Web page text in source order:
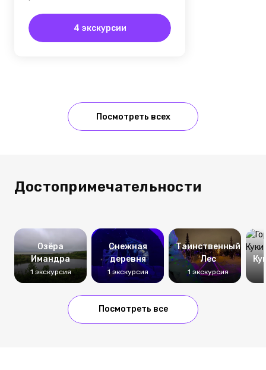
4 экскурсии
Посмотреть всех
Достопримечательности
Озёра
Имандра
1 экскурсия
Снежная
деревня
1 экскурсия
Таинственный
Лес
1 экскурсия
Посмотреть все